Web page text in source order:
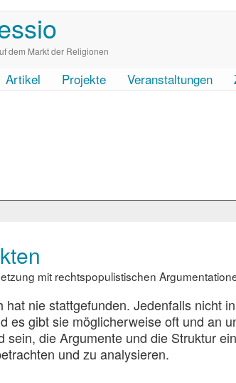
dem Markt der Religionen
Artikel Projekte Veranstaltungen
mit rechtspopulistischen
hat nie stattgefunden. Jedenfalls nicht
es gibt sie möglicherweise oft und an
sein, die Argumente und die Struktur
und zu analysieren.